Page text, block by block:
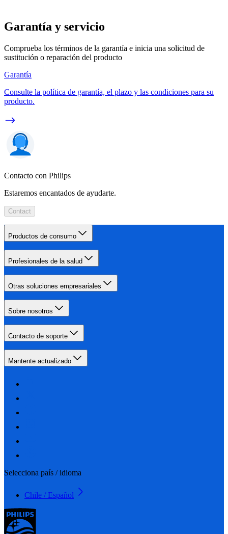
Garantía y servicio
Comprueba los términos de la garantía e inicia una solicitud de
sustitución o reparación del producto
Garantía
Consulte la política de garantía, el plazo y las condiciones para su
producto.
Contacto con Philips
Estaremos encantados de ayudarte.
Contact
Productos de consumo
Profesionales de la salud
Otras soluciones empresariales
Sobre nosotros
Contacto de soporte
Mantente actualizado
Selecciona país / idioma
Chile / Español